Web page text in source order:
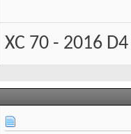
XC 70 - 2016